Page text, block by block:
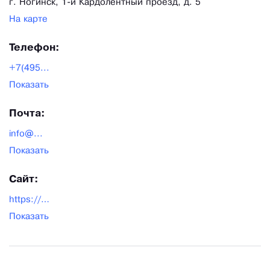
г. Ногинск, 1-й Кардолентный проезд, д. 5
На карте
Телефон:
+7(495...
Показать
Почта:
info@...
Показать
Сайт:
https://barel.su/
Показать